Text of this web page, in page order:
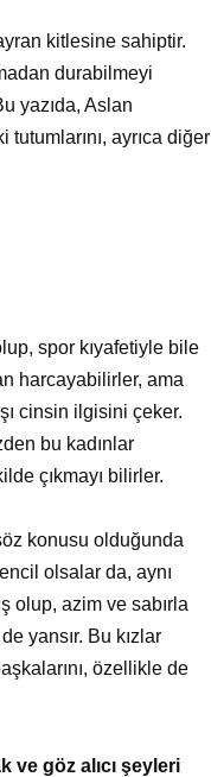
kitlesine sahiptir.
durabilmeyi
yazıda, Aslan
ayrıca diğer
spor kıyafetiyle bile
harcayabilirler, ama
cinsin ilgisini çeker.
bu kadınlar
çıkmayı bilirler.
konusu olduğunda
olsalar da, aynı
olup, azim ve sabırla
yansır. Bu kızlar
özellikle de
ve göz alıcı şeyleri